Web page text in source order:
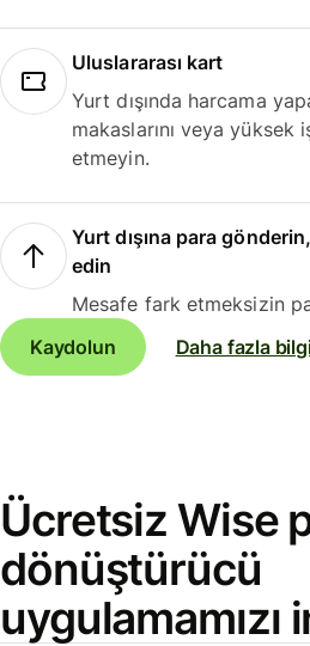
Uluslararası kart
Yurt dışında harcama
makaslarını veya
etmeyin.
Yurt dışına para
edin
Mesafe fark etmeksizin
Kaydolun
Daha fazla
Ücretsiz Wise
dönüştürücü
uygulamamızı